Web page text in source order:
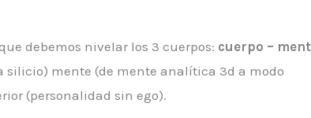
debemos nivelar los 3 cuerpos: cuerpo –
silicio) mente (de mente analítica 3d a modo
(personalidad sin ego).